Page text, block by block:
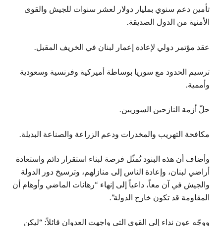
تأمين دعم سنوي بمليار دولار لعشر سنوات للجيش والقوى
الأمنية من الدول الصديقة.
عقد مؤتمر دولي لإعادة إعمار لبنان في الخريف المقبل.
ترسيم الحدود مع سوريا بوساطة أميركية وفرنسية وسعودية
وأممية.
حلّ أزمة النازحين السوريين.
مكافحة التهريب والمخدرات ودعم الزراعة والصناعة البديلة.
وأضاف أن هذه البنود تُمثّل فرصة لبناء استقرار دائم واستعادة
أراضي لبنان، وإعادة الناس إلى منازلهم، وترسيخ دور الدولة
والجيش في آن معاً، داعياً إلى إنهاء “رهانات الماضي وأوهام أن
المقاومة قد تكون خارج الدولة”.
ووجّه عون نداء إلى القوى التي واجهت العدوان قائلاً: “ليكن